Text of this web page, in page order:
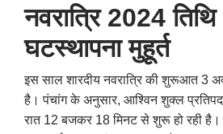
नवरात्रि 2024
घटस्थापना मुहूर्त
इस साल शारदीय नवरात्रि की शुरूआत 3
है। पंचांग के अनुसार, आश्विन शुक्ल
रात 12 बजकर 18 मिनट से शुरू हो रही है।